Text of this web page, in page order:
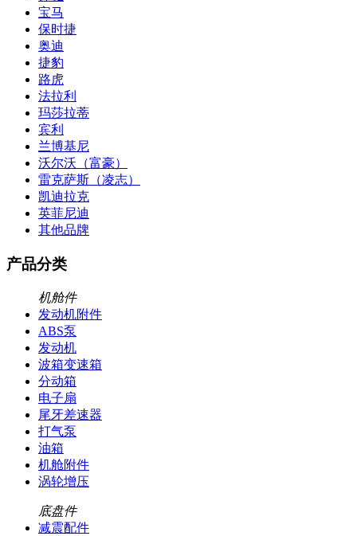
宝马
保时捷
奥迪
捷豹
路虎
法拉利
玛莎拉蒂
宾利
兰博基尼
沃尔沃（富豪）
雷克萨斯（凌志）
凯迪拉克
英菲尼迪
其他品牌
产品分类
机舱件
发动机附件
ABS泵
发动机
波箱变速箱
分动箱
电子扇
尾牙差速器
打气泵
油箱
机舱附件
涡轮增压
底盘件
减震配件